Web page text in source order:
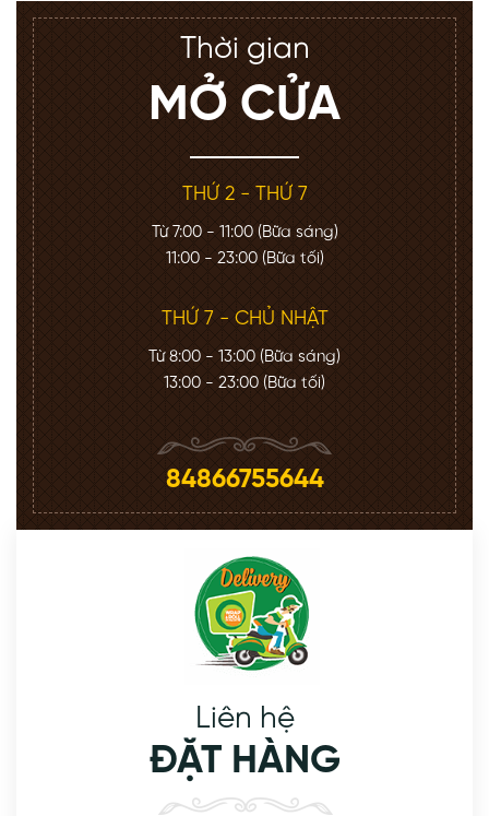
Thời gian
MỞ CỬA
THỨ 2 - THỨ 7
Từ 7:00 - 11:00 (Bữa sáng)
11:00 - 23:00 (Bữa tối)
THỨ 7 - CHỦ NHẬT
Từ 8:00 - 13:00 (Bữa sáng)
13:00 - 23:00 (Bữa tối)
84866755644
Liên hệ
ĐẶT HÀNG